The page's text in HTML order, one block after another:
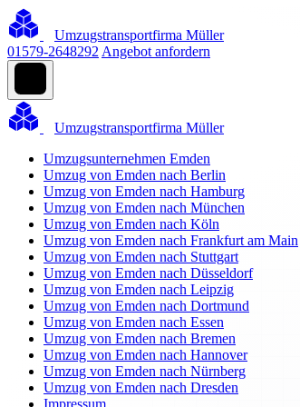
Umzugstransportfirma Müller
01579-2648292 Angebot anfordern
Umzugstransportfirma Müller
Umzugsunternehmen Emden
Umzug von Emden nach Berlin
Umzug von Emden nach Hamburg
Umzug von Emden nach München
Umzug von Emden nach Köln
Umzug von Emden nach Frankfurt am Main
Umzug von Emden nach Stuttgart
Umzug von Emden nach Düsseldorf
Umzug von Emden nach Leipzig
Umzug von Emden nach Dortmund
Umzug von Emden nach Essen
Umzug von Emden nach Bremen
Umzug von Emden nach Hannover
Umzug von Emden nach Nürnberg
Umzug von Emden nach Dresden
Impressum